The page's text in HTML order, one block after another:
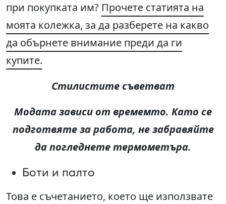
при покупката им? Прочете статията на
моята колежка, за да разберете на какво
да обърнете внимание преди да ги
купите.
Стилистите съветват
Модата зависи от времемто. Като се
подготвяте за работа, не забравяйте
да погледнете термометъра.
Боти и палто
Това е съчетанието, което ще използвате